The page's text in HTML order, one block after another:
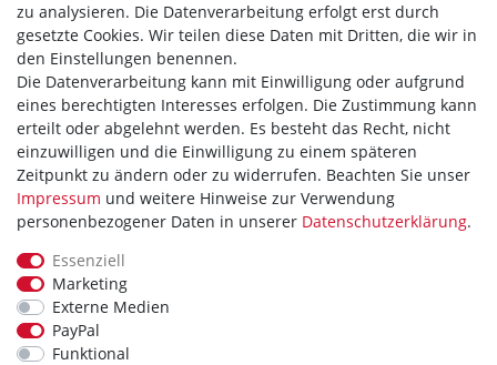
Hilfe
Vertrag widerrufen
WIR AKZEPTIEREN
WIR VERSENDEN MIT
zu analysieren. Die Datenverarbeitung erfolgt erst durch
gesetzte Cookies. Wir teilen diese Daten mit Dritten, die wir in
den Einstellungen benennen.
Die Datenverarbeitung kann mit Einwilligung oder aufgrund
eines berechtigten Interesses erfolgen. Die Zustimmung kann
erteilt oder abgelehnt werden. Es besteht das Recht, nicht
einzuwilligen und die Einwilligung zu einem späteren
Zeitpunkt zu ändern oder zu widerrufen. Beachten Sie unser
Impressum und weitere Hinweise zur Verwendung
personenbezogener Daten in unserer Daten­schutz­erklärung.
Essenziell
Marketing
Externe Medien
PayPal
Funktional